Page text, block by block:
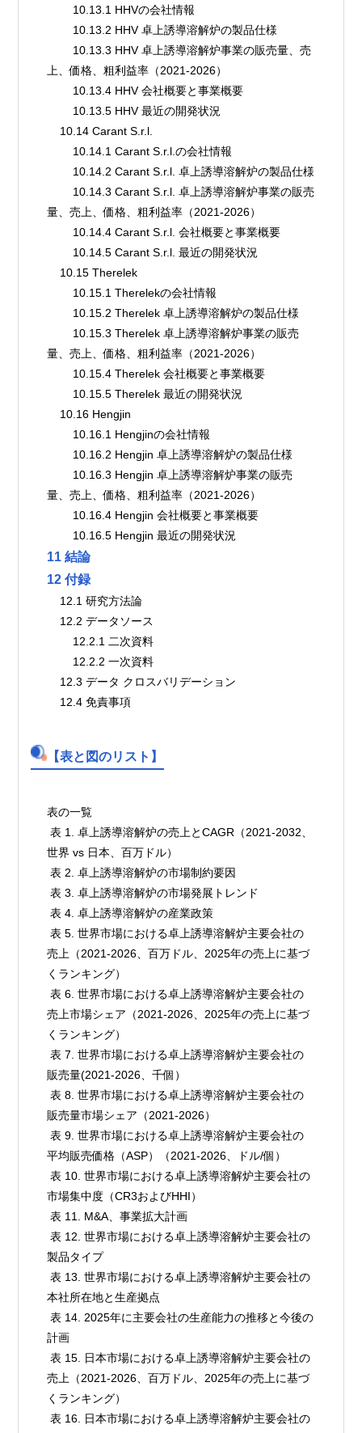
        10.13.1 HHVの会社情報
        10.13.2 HHV 卓上誘導溶解炉の製品仕様
上、価格、粗利益率（2021-2026）
        10.13.4 HHV 会社概要と事業概要
        10.13.5 HHV 最近の開発状況
    10.14 Carant S.r.l.
        10.14.1 Carant S.r.l.の会社情報
        10.14.2 Carant S.r.l. 卓上誘導溶解炉の製品仕様
量、売上、価格、粗利益率（2021-2026）
        10.14.4 Carant S.r.l. 会社概要と事業概要
        10.14.5 Carant S.r.l. 最近の開発状況
    10.15 Therelek
        10.15.1 Therelekの会社情報
        10.15.2 Therelek 卓上誘導溶解炉の製品仕様
量、売上、価格、粗利益率（2021-2026）
        10.15.4 Therelek 会社概要と事業概要
        10.15.5 Therelek 最近の開発状況
    10.16 Hengjin
        10.16.1 Hengjinの会社情報
        10.16.2 Hengjin 卓上誘導溶解炉の製品仕様
量、売上、価格、粗利益率（2021-2026）
        10.16.4 Hengjin 会社概要と事業概要
        10.16.5 Hengjin 最近の開発状況
11 結論
12 付録
    12.1 研究方法論
    12.2 データソース
        12.2.1 二次資料
        12.2.2 一次資料
    12.3 データ クロスバリデーション
    12.4 免責事項
【表と図のリスト】
表の一覧
表 1. 卓上誘導溶解炉の売上とCAGR（2021-2032、
世界 vs 日本、百万ドル）
表 2. 卓上誘導溶解炉の市場制約要因
表 3. 卓上誘導溶解炉の市場発展トレンド
表 4. 卓上誘導溶解炉の産業政策
表 5. 世界市場における卓上誘導溶解炉主要会社の
売上（2021-2026、百万ドル、2025年の売上に基づ
くランキング）
表 6. 世界市場における卓上誘導溶解炉主要会社の
売上市場シェア（2021-2026、2025年の売上に基づ
くランキング）
表 7. 世界市場における卓上誘導溶解炉主要会社の
販売量(2021-2026、千個）
表 8. 世界市場における卓上誘導溶解炉主要会社の
販売量市場シェア（2021-2026）
表 9. 世界市場における卓上誘導溶解炉主要会社の
平均販売価格（ASP）（2021-2026、ドル/個）
表 10. 世界市場における卓上誘導溶解炉主要会社の
市場集中度（CR3およびHHI）
表 11. M&A、事業拡大計画
表 12. 世界市場における卓上誘導溶解炉主要会社の
製品タイプ
表 13. 世界市場における卓上誘導溶解炉主要会社の
本社所在地と生産拠点
表 14. 2025年に主要会社の生産能力の推移と今後の
計画
表 15. 日本市場における卓上誘導溶解炉主要会社の
売上（2021-2026、百万ドル、2025年の売上に基づ
くランキング）
表 16. 日本市場における卓上誘導溶解炉主要会社の